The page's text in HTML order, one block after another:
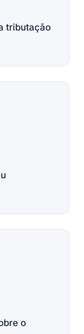
tributação
o